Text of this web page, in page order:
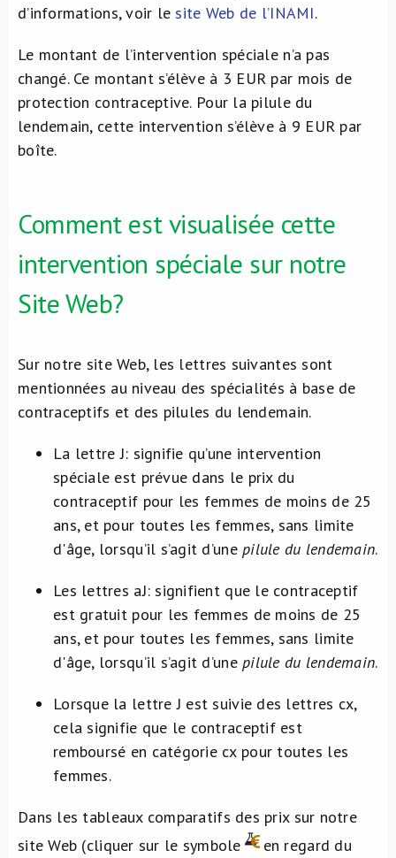
d’informations, voir le site Web de l’INAMI.
Le montant de l’intervention spéciale n’a pas
changé. Ce montant s’élève à 3 EUR par mois de
protection contraceptive. Pour la pilule du
lendemain, cette intervention s’élève à 9 EUR par
boîte.
Comment est visualisée cette
intervention spéciale sur notre
Site Web?
Sur notre site Web, les lettres suivantes sont
mentionnées au niveau des spécialités à base de
contraceptifs et des pilules du lendemain.
La lettre J: signifie qu’une intervention
spéciale est prévue dans le prix du
contraceptif pour les femmes de moins de 25
ans, et pour toutes les femmes, sans limite
d'âge, lorsqu’il s’agit d’unepilule du lendemain.
Les lettres aJ: signifient que le contraceptif
est gratuit pour les femmes de moins de 25
ans, et pour toutes les femmes, sans limite
d'âge, lorsqu’il s’agit d’unepilule du lendemain.
Lorsque la lettre J est suivie des lettres cx,
cela signifie que le contraceptif est
remboursé en catégorie cx pour toutes les
femmes.
Dans les tableaux comparatifs des prix sur notre
site Web (cliquer sur le symbole
en regard du